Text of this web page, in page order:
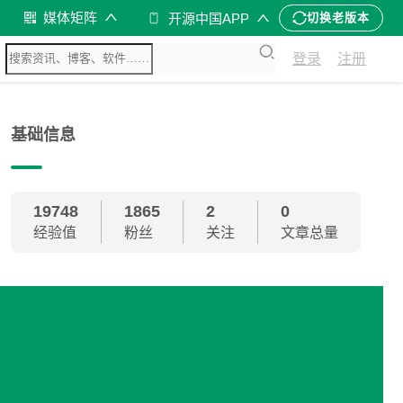
媒体矩阵 开源中国APP 切换老版本
登录 注册
基础信息
19748
经验值
1865
粉丝
2
关注
0
文章总量